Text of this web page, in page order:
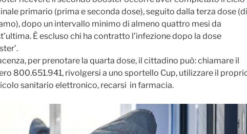
primario (prima e seconda dose), seguito dalla terza dose (di
dopo un intervallo minimo di almeno quattro mesi da
È escluso chi ha contratto l’infezione dopo la dose
per prenotare la quarta dose, il cittadino può: chiamare il
800.651.941, rivolgersi a uno sportello Cup, utilizzare il
sanitario elettronico, recarsi in farmacia.